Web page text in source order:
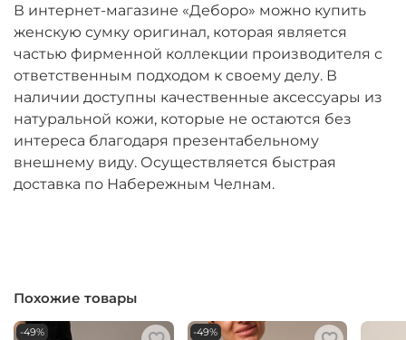
В интернет-магазине «Деборо» можно купить
женскую сумку оригинал, которая является
частью фирменной коллекции производителя с
ответственным подходом к своему делу. В
наличии доступны качественные аксессуары из
натуральной кожи, которые не остаются без
интереса благодаря презентабельному
внешнему виду. Осуществляется быстрая
доставка по Набережным Челнам.
Похожие товары
-49% -49%